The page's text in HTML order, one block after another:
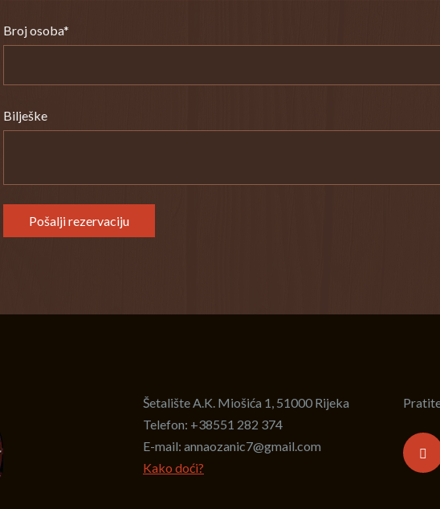
Broj osoba*
Bilješke
Pošalji rezervaciju
Šetalište A.K. Miošića 1, 51000 Rijeka
Telefon: +38551 282 374
E-mail: annaozanic7@gmail.com
Kako doći?